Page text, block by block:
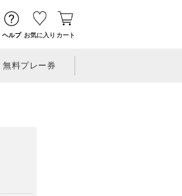
ヘルプ お気に入り カート
無料プレー券